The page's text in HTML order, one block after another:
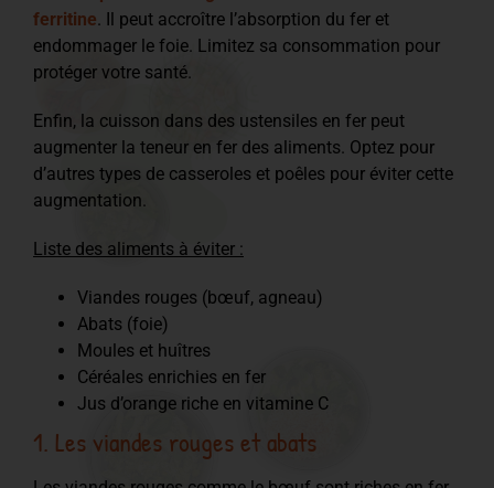
ferritine. Il peut accroître l’absorption du fer et
endommager le foie. Limitez sa consommation pour
protéger votre santé.
Enfin, la cuisson dans des ustensiles en fer peut
augmenter la teneur en fer des aliments. Optez pour
d’autres types de casseroles et poêles pour éviter cette
augmentation.
Liste des aliments à éviter :
Viandes rouges (bœuf, agneau)
Abats (foie)
Moules et huîtres
Céréales enrichies en fer
Jus d’orange riche en vitamine C
1. Les viandes rouges et abats